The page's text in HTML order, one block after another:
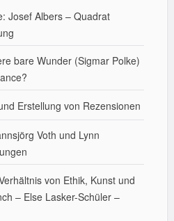
Josef Albers – Quadrat
bare Wunder (Sigmar Polke)
Erstellung von Rezensionen
Voth und Lynn
von Ethik, Kunst und
– Else Lasker-Schüler –